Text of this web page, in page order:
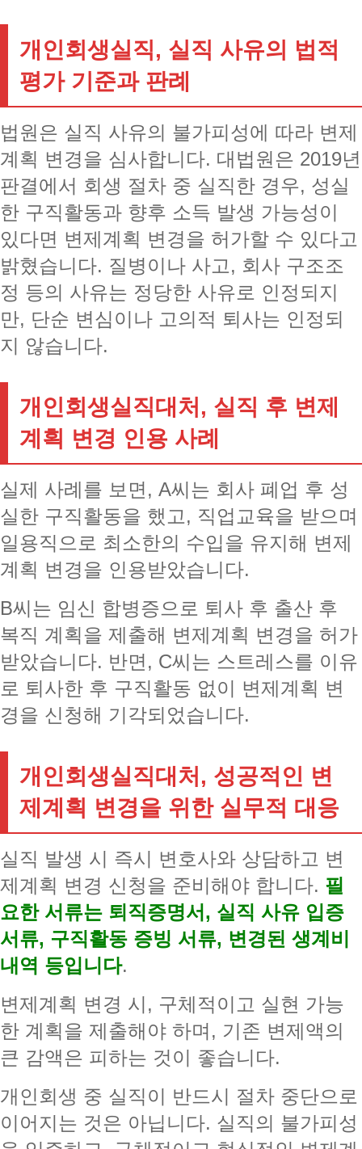
개인회생실직, 실직 사유의 법적
평가 기준과 판례
법원은 실직 사유의 불가피성에 따라 변제
계획 변경을 심사합니다. 대법원은 2019년
판결에서 회생 절차 중 실직한 경우, 성실
한 구직활동과 향후 소득 발생 가능성이
있다면 변제계획 변경을 허가할 수 있다고
밝혔습니다. 질병이나 사고, 회사 구조조
정 등의 사유는 정당한 사유로 인정되지
만, 단순 변심이나 고의적 퇴사는 인정되
지 않습니다.
개인회생실직대처, 실직 후 변제
계획 변경 인용 사례
실제 사례를 보면, A씨는 회사 폐업 후 성
실한 구직활동을 했고, 직업교육을 받으며
일용직으로 최소한의 수입을 유지해 변제
계획 변경을 인용받았습니다.
B씨는 임신 합병증으로 퇴사 후 출산 후
복직 계획을 제출해 변제계획 변경을 허가
받았습니다. 반면, C씨는 스트레스를 이유
로 퇴사한 후 구직활동 없이 변제계획 변
경을 신청해 기각되었습니다.
개인회생실직대처, 성공적인 변
제계획 변경을 위한 실무적 대응
실직 발생 시 즉시 변호사와 상담하고 변
제계획 변경 신청을 준비해야 합니다. 필
요한 서류는 퇴직증명서, 실직 사유 입증
서류, 구직활동 증빙 서류, 변경된 생계비
내역 등입니다.
변제계획 변경 시, 구체적이고 실현 가능
한 계획을 제출해야 하며, 기존 변제액의
큰 감액은 피하는 것이 좋습니다.
개인회생 중 실직이 반드시 절차 중단으로
이어지는 것은 아닙니다. 실직의 불가피성